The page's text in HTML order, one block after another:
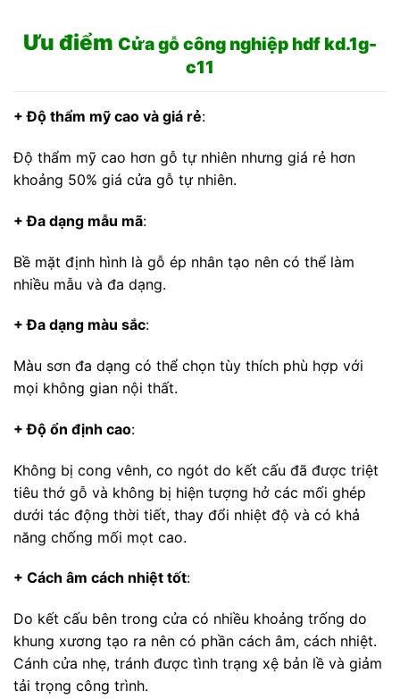
Ưu điểm Cửa gỗ công nghiệp hdf kd.1g-
c11
+ Độ thẩm mỹ cao và giá rẻ:
Độ thẩm mỹ cao hơn gỗ tự nhiên nhưng giá rẻ hơn
khoảng 50% giá cửa gỗ tự nhiên.
+ Đa dạng mẫu mã:
Bề mặt định hình là gỗ ép nhân tạo nên có thể làm
nhiều mẫu và đa dạng.
+ Đa dạng màu sắc:
Màu sơn đa dạng có thể chọn tùy thích phù hợp với
mọi không gian nội thất.
+ Độ ổn định cao:
Không bị cong vênh, co ngót do kết cấu đã được triệt
tiêu thớ gỗ và không bị hiện tượng hở các mối ghép
dưới tác động thời tiết, thay đổi nhiệt độ và có khả
năng chống mối mọt cao.
+ Cách âm cách nhiệt tốt:
Do kết cấu bên trong cửa có nhiều khoảng trống do
khung xương tạo ra nên có phần cách âm, cách nhiệt.
Cánh cửa nhẹ, tránh được tình trạng xệ bản lề và giảm
tải trọng công trình.